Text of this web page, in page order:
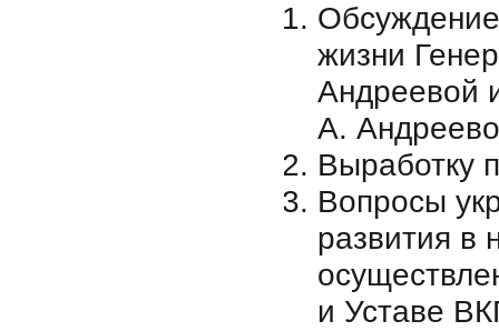
жизни
Андреевой
А.
Выработку
Вопросы
развития в
и Уставе